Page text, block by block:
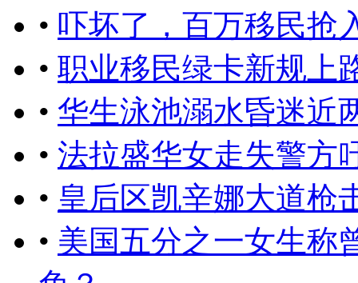
• 吓坏了，百万移民抢
• 职业移民绿卡新规上
• 华生泳池溺水昏迷近
• 法拉盛华女走失警方
• 皇后区凯辛娜大道枪
• 美国五分之一女生称